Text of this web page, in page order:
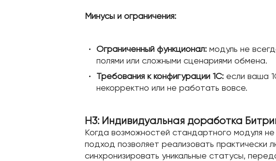
Минусы и ограничения:
Ограниченный функционал:модуль не
полями или сложными сценариями обмена.
Требования к конфигурации 1С:если ваша
некорректно или не работать вовсе.
H3: Индивидуальная доработка
Когда возможностей стандартного модуля
подход позволяет реализовать
синхронизировать уникальные статусы,